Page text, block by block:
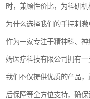
时，兼顾性价比，为科研机
为什么选择我们的手持刺激
作为一家专注于精神科、
姆医疗科技有限公司拥有一
我们不仅提供优质的产品
后保障等全方位支持，确保